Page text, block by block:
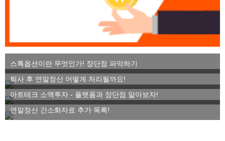
스톡옵션이란 무엇인가! 장단점 파악하기
퇴사 후 연말정산 어떻게 처리될까요!
아트테크 소액투자 - 플랫폼과 장단점 알아보자!
연말정산 간소화자료 추가 목록!